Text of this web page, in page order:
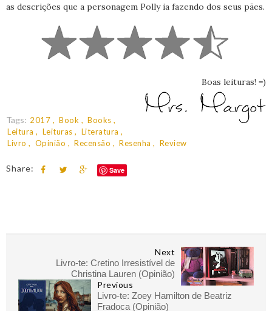
as descrições que a personagem Polly ia fazendo dos seus pães.
Boas leituras! =)
Tags: 2017 Book
Books
Leitura
Leituras
Literatura
Livro
Opinião Recensão Resenha Review
Share: Save
Next
Livro-te: Cretino Irresistível de
Christina Lauren (Opinião)
Previous
Livro-te: Zoey Hamilton de Beatriz
Fradoca (Opinião)